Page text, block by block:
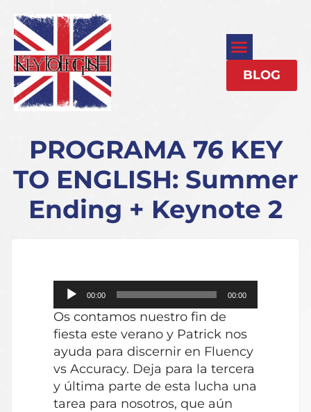
BLOG
PROGRAMA 76 KEY
TO ENGLISH: Summer
Ending + Keynote 2
Reproductor
de
audio
00:00 00:00
Os contamos nuestro fin de
fiesta este verano y Patrick nos
ayuda para discernir en Fluency
vs Accuracy. Deja para la tercera
y última parte de esta lucha una
tarea para nosotros, que aún